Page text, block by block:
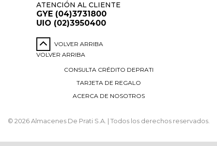
ATENCIÓN AL CLIENTE
GYE (04)3731800
UIO (02)3950400
VOLVER ARRIBA
VOLVER ARRIBA
CONSULTA CRÉDITO DEPRATI
TARJETA DE REGALO
ACERCA DE NOSOTROS
© 2026 Almacenes De Prati S.A. | Todos los derechos reservados.